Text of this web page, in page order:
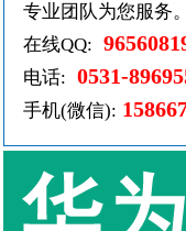
专业团队为您服务。
在线QQ:
电话: 0531-
手机(微信):